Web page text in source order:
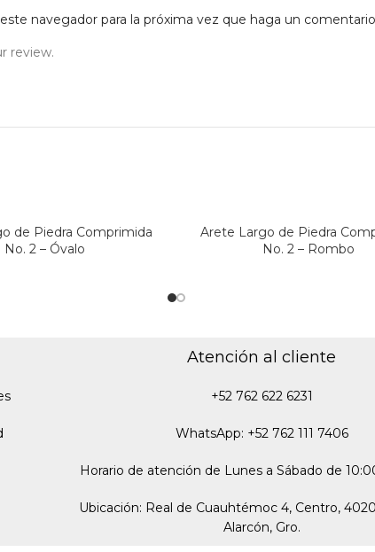
navegador para la próxima vez que haga un
review.
de Piedra Comprimida
No. 2 – Óvalo
Arete Largo de Piedra
No. 2 – Rombo
Atención al cliente
+52 762 622 6231
WhatsApp: +52 762 111 7406
Horario de atención de Lunes a Sábado de
Ubicación: Real de Cuauhtémoc 4, Centro,
Alarcón, Gro.